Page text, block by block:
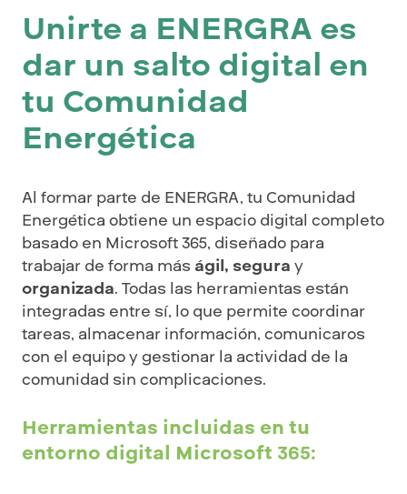
Unirte a ENERGRA es
dar un salto digital en
tu Comunidad
Energética
Al formar parte de ENERGRA, tu Comunidad
Energética obtiene un espacio digital completo
basado en Microsoft 365, diseñado para
trabajar de forma más ágil, segura y
organizada. Todas las herramientas están
integradas entre sí, lo que permite coordinar
tareas, almacenar información, comunicaros
con el equipo y gestionar la actividad de la
comunidad sin complicaciones.
Herramientas incluidas en tu
entorno digital Microsoft 365: